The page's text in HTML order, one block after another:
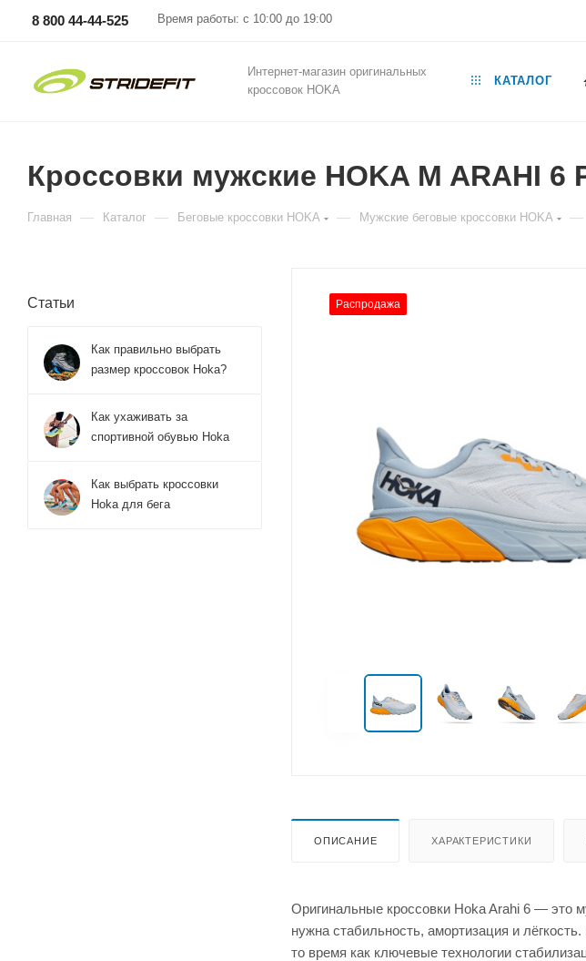
8 800 44-44-525 Время работы: с 10:00 до 19:00
Интернет-магазин оригинальных
кроссовок HOKA
КАТАЛОГ
Кроссовки мужские HOKA M ARAHI 6
Главная — Каталог — Беговые кроссовки HOKA — Мужские беговые кроссовки HOKA —
Распродажа
ОПИСАНИЕ ХАРАКТЕРИСТИКИ
Оригинальные кроссовки Hoka Arahi 6 — это
нужна стабильность, амортизация и
то время как ключевые технологии
Статьи
Как правильно выбрать
размер кроссовок Hoka?
Как ухаживать за
спортивной обувью Hoka
Как выбрать кроссовки
Hoka для бега